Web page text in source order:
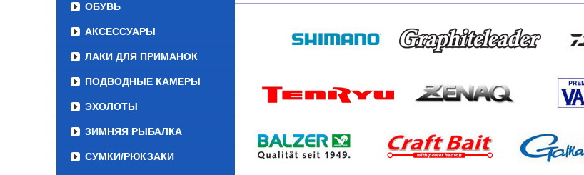
ОБУВЬ
АКСЕССУАРЫ
ЛАКИ ДЛЯ ПРИМАНОК
ПОДВОДНЫЕ КАМЕРЫ
ЭХОЛОТЫ
ЗИМНЯЯ РЫБАЛКА
СУМКИ/РЮКЗАКИ